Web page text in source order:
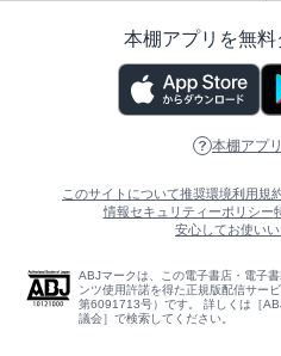
本棚アプリを無料
本棚アプ
このサイトについて推奨環境利用規
情報セキュリティーポリシー
安心してお使い
ABJマークは、この電子書店・電子
ンツ使用許諾を得た正規版配信サー
第6091713号）です。 詳しくは［
議会］で検索してください。